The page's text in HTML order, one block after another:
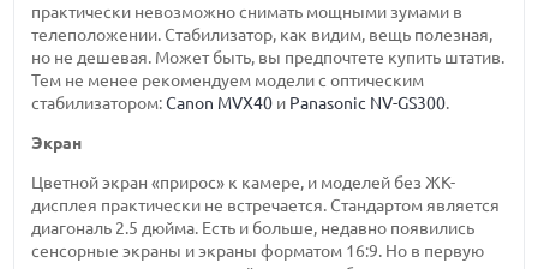
практически невозможно снимать мощными зумами в
телеположении. Стабилизатор, как видим, вещь полезная,
но не дешевая. Может быть, вы предпочтете купить штатив.
Тем не менее рекомендуем модели с оптическим
стабилизатором:Canon MVX40 и Panasonic NV-GS300.
Экран
Цветной экран «прирос» к камере, и моделей без ЖК-
дисплея практически не встречается. Стандартом является
диагональ 2.5 дюйма. Есть и больше, недавно появились
сенсорные экраны и экраны форматом 16:9. Но в первую